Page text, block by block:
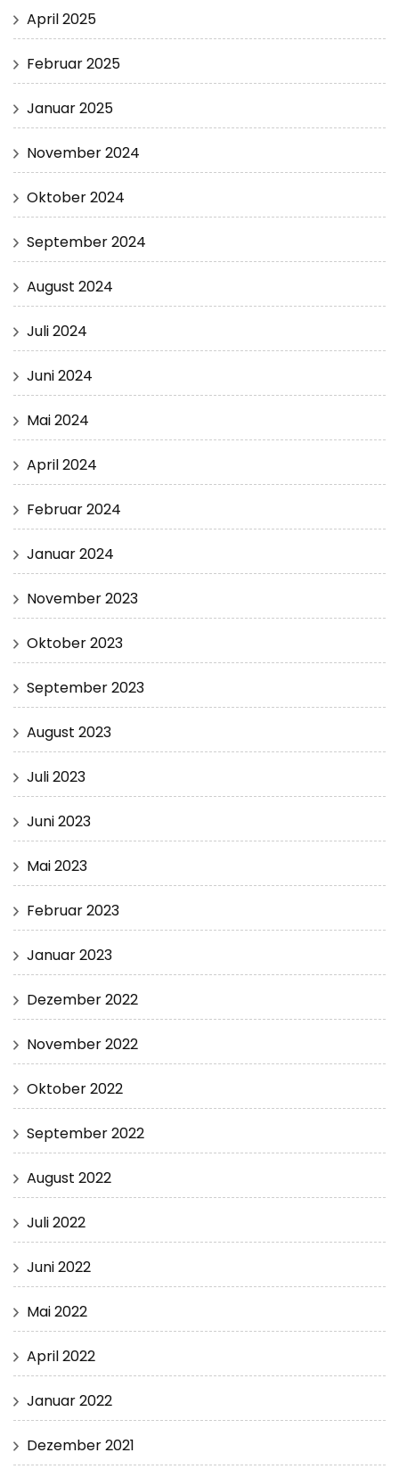
April 2025
Februar 2025
Januar 2025
November 2024
Oktober 2024
September 2024
August 2024
Juli 2024
Juni 2024
Mai 2024
April 2024
Februar 2024
Januar 2024
November 2023
Oktober 2023
September 2023
August 2023
Juli 2023
Juni 2023
Mai 2023
Februar 2023
Januar 2023
Dezember 2022
November 2022
Oktober 2022
September 2022
August 2022
Juli 2022
Juni 2022
Mai 2022
April 2022
Januar 2022
Dezember 2021